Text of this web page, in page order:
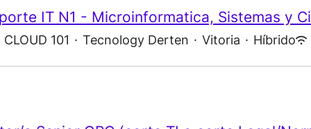
IT N1 - Microinformatica, Sistemas y
CLOUD 101 · Tecnology Derten · Vitoria · Híbrido